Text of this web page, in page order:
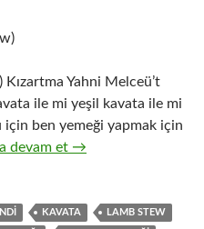
Yahni Melceü’t
ile mi yeşil kavata ile mi
için ben yemeği yapmak için
(KAVATALI) KIZARTMA
devam et →
KAVATA LAMB STEW